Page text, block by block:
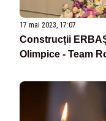
17 mai 2023, 17:07
Construcții
Olimpice - Team